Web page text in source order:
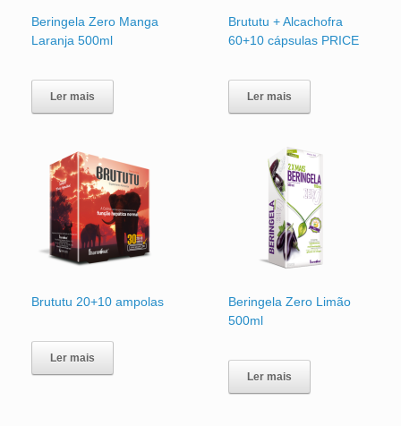
Beringela Zero Manga
Laranja 500ml
Ler mais
Brututu + Alcachofra
60+10 cápsulas PRICE
Ler mais
Brututu 20+10 ampolas
Ler mais
Beringela Zero Limão
500ml
Ler mais